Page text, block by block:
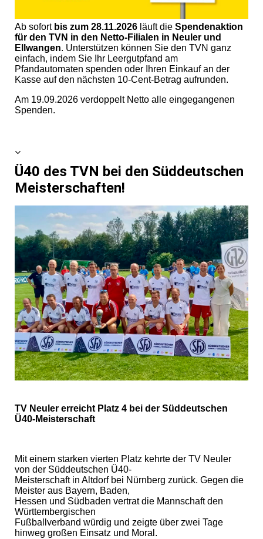
Ab sofort bis zum 28.11.2026 läuft die Spendenaktion
für den TVN in den Netto-Filialen in Neuler und
Ellwangen. Unterstützen können Sie den TVN ganz
einfach, indem Sie Ihr Leergutpfand am
Pfandautomaten spenden oder Ihren Einkauf an der
Kasse auf den nächsten 10-Cent-Betrag aufrunden.
Am 19.09.2026 verdoppelt Netto alle eingegangenen
Spenden.
Ü40 des TVN bei den Süddeutschen
Meisterschaften!
TV Neuler erreicht Platz 4 bei der Süddeutschen
Ü40-Meisterschaft
Mit einem starken vierten Platz kehrte der TV Neuler
von der Süddeutschen Ü40-
Meisterschaft in Altdorf bei Nürnberg zurück. Gegen die
Meister aus Bayern, Baden,
Hessen und Südbaden vertrat die Mannschaft den
Württembergischen
Fußballverband würdig und zeigte über zwei Tage
hinweg großen Einsatz und Moral.